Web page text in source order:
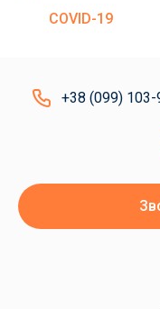
COVID-19
+38 (099)